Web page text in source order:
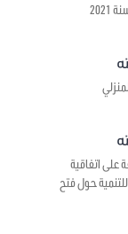
على اتفاقية
حول فتح